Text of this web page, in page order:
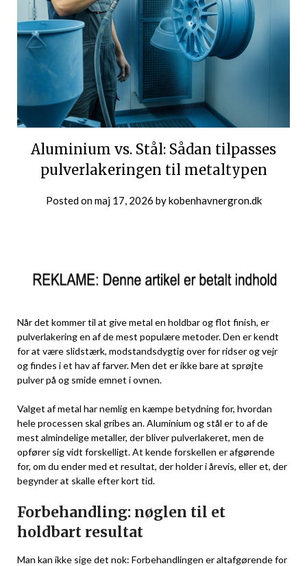
Aluminium vs. Stål: Sådan tilpasses
pulverlakeringen til metaltypen
Posted onmaj 17, 2026 bykobenhavnergron.dk
Når det kommer til at give metal en holdbar og flot finish, er
pulverlakering en af de mest populære metoder. Den er kendt
for at være slidstærk, modstandsdygtig over for ridser og vejr
og findes i et hav af farver. Men det er ikke bare at sprøjte
pulver på og smide emnet i ovnen.
Valget af metal har nemlig en kæmpe betydning for, hvordan
hele processen skal gribes an. Aluminium og stål er to af de
mest almindelige metaller, der bliver pulverlakeret, men de
opfører sig vidt forskelligt. At kende forskellen er afgørende
for, om du ender med et resultat, der holder i årevis, eller et, der
begynder at skalle efter kort tid.
Forbehandling: nøglen til et
holdbart resultat
Man kan ikke sige det nok: Forbehandlingen er altafgørende for